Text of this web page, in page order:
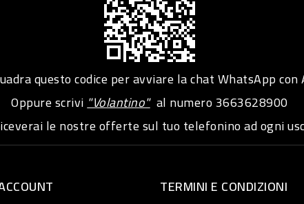
questo codice per avviare la chat WhatsApp con
Oppure scrivi"Volantino"al numero3663628900
le nostre offerte sul tuo telefonino ad ogni
TERMINI E CONDIZIONI